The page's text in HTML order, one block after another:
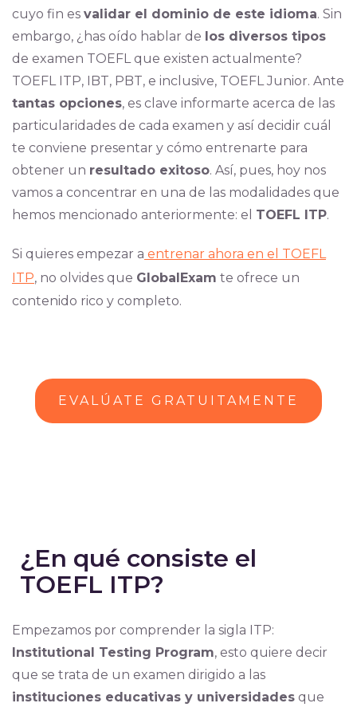
cuyo fin es validar el dominio de este idioma. Sin
embargo, ¿has oído hablar de los diversos tipos
de examen TOEFL que existen actualmente?
TOEFL ITP, IBT, PBT, e inclusive, TOEFL Junior. Ante
tantas opciones, es clave informarte acerca de las
particularidades de cada examen y así decidir cuál
te conviene presentar y cómo entrenarte para
obtener un resultado exitoso. Así, pues, hoy nos
vamos a concentrar en una de las modalidades que
hemos mencionado anteriormente: el TOEFL ITP.
Si quieres empezar a entrenar ahora en el TOEFL
ITP, no olvides que GlobalExam te ofrece un
contenido rico y completo.
EVALÚATE GRATUITAMENTE
¿En qué consiste el
TOEFL ITP?
Empezamos por comprender la sigla ITP:
Institutional Testing Program, esto quiere decir
que se trata de un examen dirigido a las
instituciones educativas y universidades que